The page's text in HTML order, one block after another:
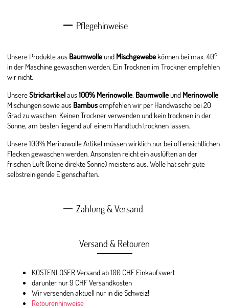
Pflegehinweise
Unsere Produkte aus Baumwolleund Mischgewebe können bei max. 40°
in der Maschine gewaschen werden. Ein Trocknen im Trockner empfehlen
wir nicht.
UnsereStrickartikelaus100% Merinowolle, Baumwolleund Merinowolle
Mischungen sowie aus Bambusempfehlen wir per Handwäsche bei 20
Grad zu waschen. Keinen Trockner verwenden und kein trocknen in der
Sonne, am besten liegend auf einem Handtuch trocknen lassen.
Unsere 100% Merinowolle Artikel müssen wirklich nur bei offensichtlichen
Flecken gewaschen werden. Ansonsten reicht ein auslüften an der
frischen Luft (keine direkte Sonne) meistens aus. Wolle hat sehr gute
selbstreinigende Eigenschaften.
Zahlung & Versand
Versand & Retouren
KOSTENLOSER Versand ab 100 CHF Einkaufswert
darunter nur 9 CHF Versandkosten
Wir versenden aktuell nur in die Schweiz!
Retourenhinweise